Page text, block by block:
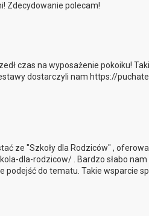
Zdecydowanie polecam!
czas na wyposażenie pokoiku!
dostarczyli nam https://
ze "Szkoły dla Rodziców" ,
dla-rodzicow/ . Bardzo słabo nam
podejść do tematu. Takie wsparcie